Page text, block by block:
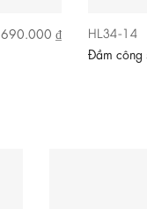
690.000 ₫
HL34-14
Đầm công